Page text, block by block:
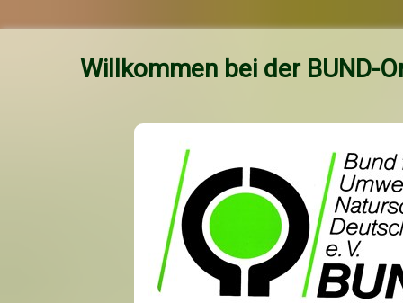
Willkommen bei der BUND-